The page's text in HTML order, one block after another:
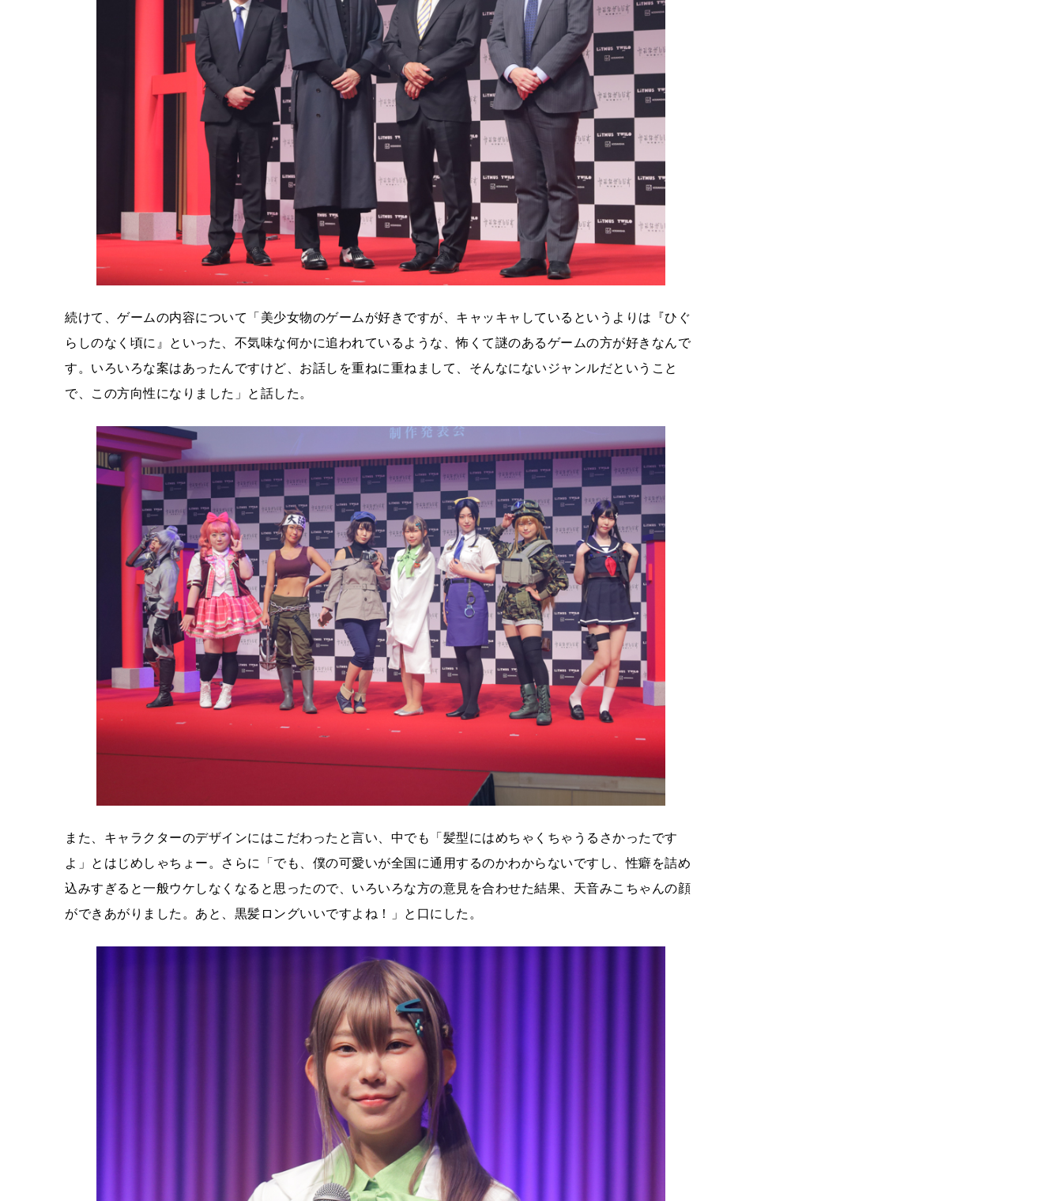
続けて、ゲームの内容について「美少女物のゲームが好きですが、キャッキャしているというよりは『ひぐ
らしのなく頃に』といった、不気味な何かに追われているような、怖くて謎のあるゲームの方が好きなんで
す。いろいろな案はあったんですけど、お話しを重ねに重ねまして、そんなにないジャンルだということ
で、この方向性になりました」と話した。
また、キャラクターのデザインにはこだわったと言い、中でも「髪型にはめちゃくちゃうるさかったです
よ」とはじめしゃちょー。さらに「でも、僕の可愛いが全国に通用するのかわからないですし、性癖を詰め
込みすぎると一般ウケしなくなると思ったので、いろいろな方の意見を合わせた結果、天音みこちゃんの顔
ができあがりました。あと、黒髪ロングいいですよね！」と口にした。